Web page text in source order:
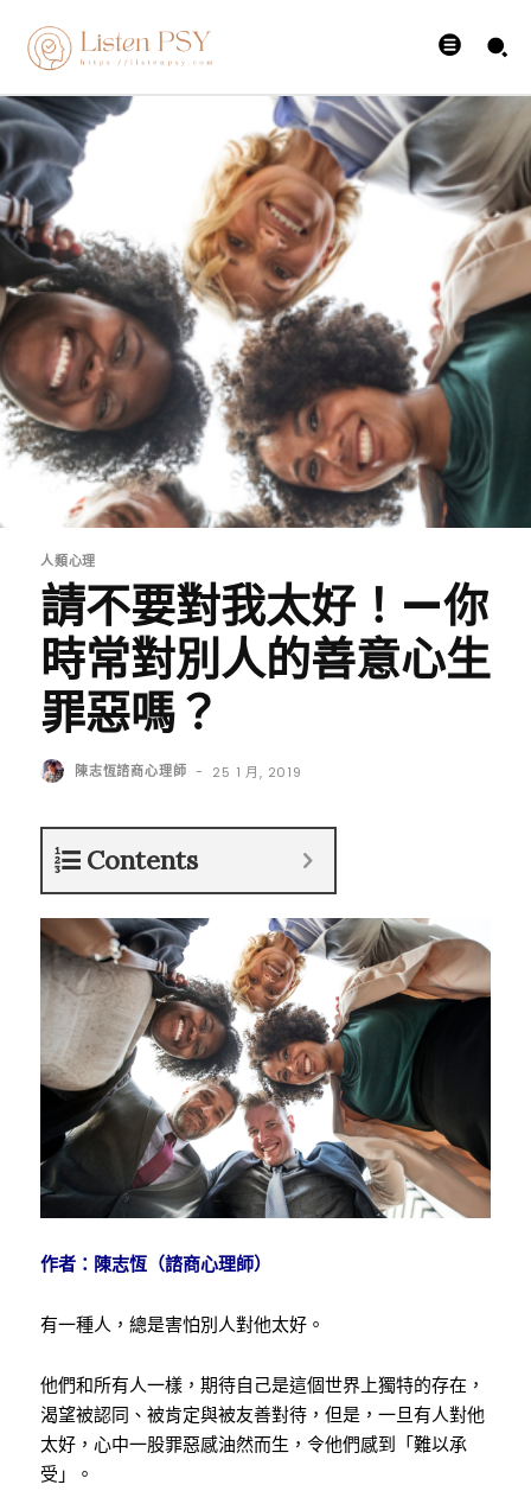
人類心理
請不要對我太好！—你
時常對別人的善意心生
罪惡嗎？
陳志恆諮商心理師 - 25 1 月, 2019
Contents
作者：陳志恆（諮商心理師）
有一種人，總是害怕別人對他太好。
他們和所有人一樣，期待自己是這個世界上獨特的存在，
渴望被認同、被肯定與被友善對待，但是，一旦有人對他
太好，心中一股罪惡感油然而生，令他們感到「難以承
受」。